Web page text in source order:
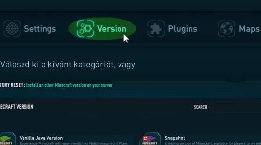
Válaszd ki a kívánt kategóriát, vagy